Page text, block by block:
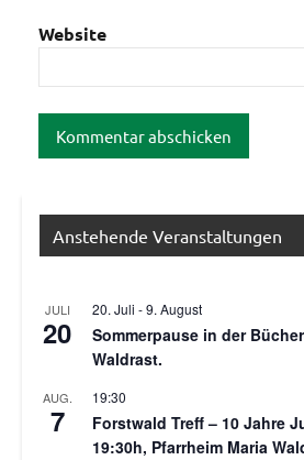
Website
Anstehende Veranstaltungen
JULI
20
20. Juli -9. August
Sommerpause in der
Waldrast.
AUG.
7
19:30
Forstwald Treff – 10 Jahre
19:30h, Pfarrheim Maria